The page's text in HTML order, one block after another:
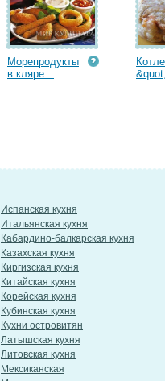
Морепродукты
в кляре...
Испанская кухня
Итальянская кухня
Кабардино-балкарская кухня
Казахская кухня
Киргизская кухня
Китайская кухня
Корейская кухня
Кубинская кухня
Кухни островитян
Латышская кухня
Литовская кухня
Мексиканская